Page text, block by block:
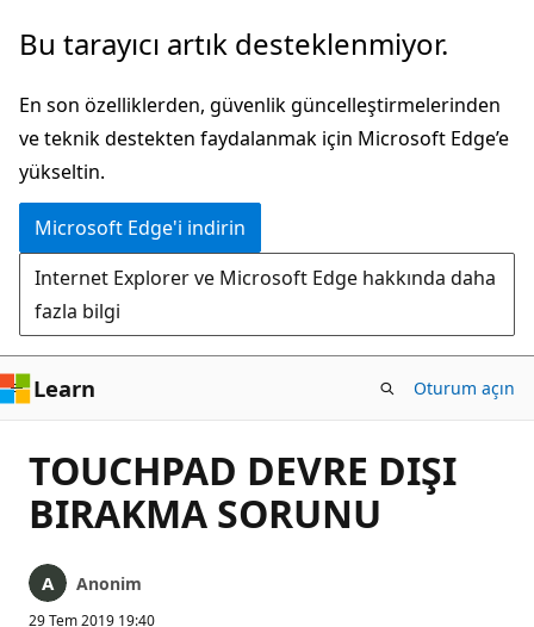
Ana
atla
Bu tarayıcı artık desteklenmiyor.
En son özelliklerden, güvenlik güncelleştirmelerinden
ve teknik destekten faydalanmak için Microsoft Edge’e
yükseltin.
Microsoft Edge'i indirin
Internet Explorer ve Microsoft Edge hakkında daha
fazla bilgi
Learn Oturum açın
TOUCHPAD DEVRE DIŞI
BIRAKMA SORUNU
Anonim
29 Tem 2019 19:40